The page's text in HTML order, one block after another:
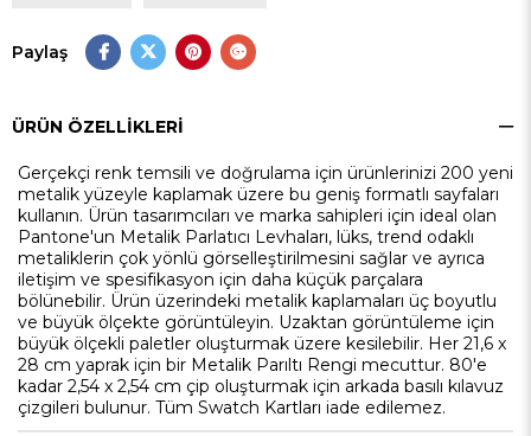
Paylaş
ÜRÜN ÖZELLIKLERI
Gerçekçi renk temsili ve doğrulama için ürünlerinizi 200 yeni
metalik yüzeyle kaplamak üzere bu geniş formatlı sayfaları
kullanın. Ürün tasarımcıları ve marka sahipleri için ideal olan
Pantone'un Metalik Parlatıcı Levhaları, lüks, trend odaklı
metaliklerin çok yönlü görselleştirilmesini sağlar ve ayrıca
iletişim ve spesifikasyon için daha küçük parçalara
bölünebilir. Ürün üzerindeki metalik kaplamaları üç boyutlu
ve büyük ölçekte görüntüleyin. Uzaktan görüntüleme için
büyük ölçekli paletler oluşturmak üzere kesilebilir. Her 21,6 x
28 cm yaprak için bir Metalik Parıltı Rengi mecuttur. 80'e
kadar 2,54 x 2,54 cm çip oluşturmak için arkada basılı kılavuz
çizgileri bulunur. Tüm Swatch Kartları iade edilemez.